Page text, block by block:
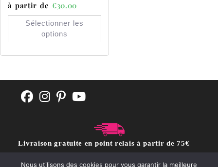
à partir de €30.00
Sélectionner les
options
Livraison gratuite en point relais à partir de 75€
Nous utilisons des cookies pour vous garantir la meilleure